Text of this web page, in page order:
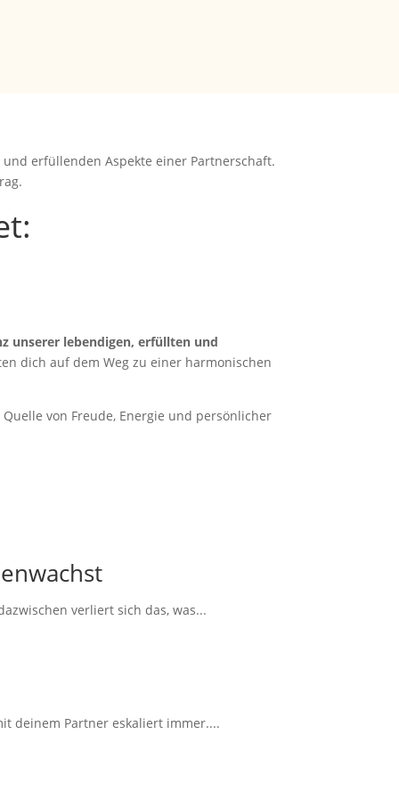
erfüllenden Aspekte einer Partnerschaft.
unserer lebendigen, erfüllten und
dich auf dem Weg zu einer harmonischen
von Freude, Energie und persönlicher
verliert sich das, was...
deinem Partner eskaliert immer....